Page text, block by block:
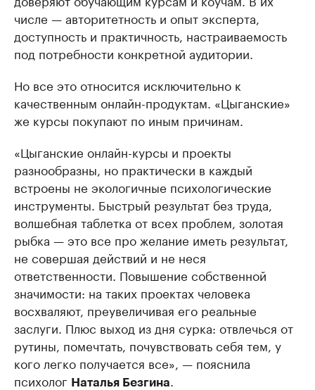
числе — авторитетность и опыт эксперта,
доступность и практичность, настраиваемость
под потребности конкретной аудитории.
Но все это относится исключительно к
качественным онлайн-продуктам. «Цыганские»
же курсы покупают по иным причинам.
«Цыганские онлайн-курсы и проекты
разнообразны, но практически в каждый
встроены не экологичные психологические
инструменты. Быстрый результат без труда,
волшебная таблетка от всех проблем, золотая
рыбка — это все про желание иметь результат,
не совершая действий и не неся
ответственности. Повышение собственной
значимости: на таких проектах человека
восхваляют, преувеличивая его реальные
заслуги. Плюс выход из дня сурка: отвлечься от
рутины, помечтать, почувствовать себя тем, у
кого легко получается все», — пояснила
психолог Наталья Безгина